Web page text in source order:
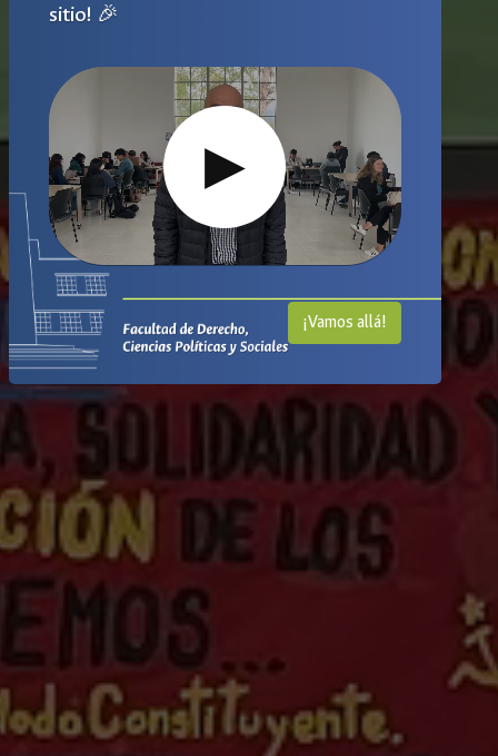
sitio! 🎉
▶
¡Vamos allá!